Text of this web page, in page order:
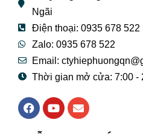
Ngãi
Điện thoại: 0935 678 522
Zalo: 0935 678 522
Email:
Thời gian mở cửa: 7:00 -
F
a
Y
o
E
n